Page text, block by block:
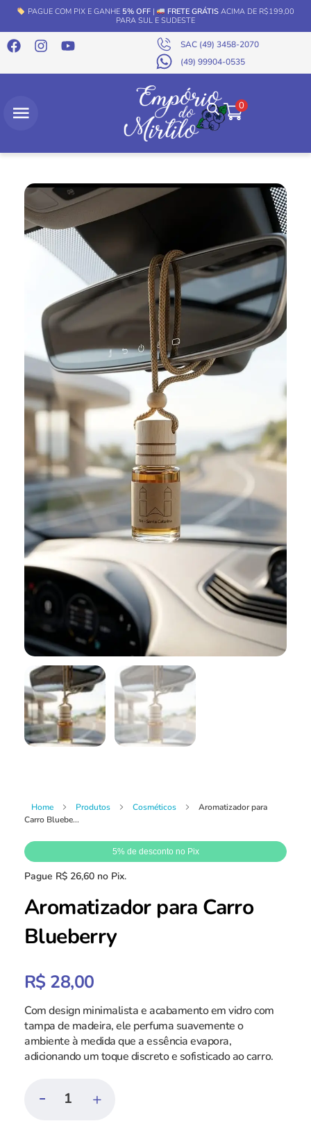
PAGUE COM PIX E GANHE 5% OFF| FRETE GRÁTIS ACIMA DE R$199,00
PARA SUL E SUDESTE
SAC (49) 3458-2070
(49) 99904-0535
0
Home Produtos Cosméticos
Aromatizador para
Carro Bluebe...
Aromatizador para Carro
Blueberry
R$28,00
5% de desconto no Pix
Pague R$ 26,60 no Pix.
Com design minimalista e acabamento em vidro com
tampa de madeira, ele perfuma suavemente o
ambiente à medida que a essência evapora,
adicionando um toque discreto e sofisticado ao carro.